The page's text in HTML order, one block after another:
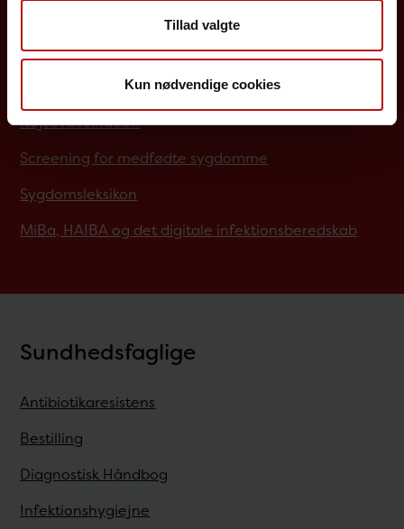
Tillad valgte
Kun nødvendige cookies
Influenzavaccination
Rejsevaccination
Screening for medfødte sygdomme
Sygdomsleksikon
MiBa, HAIBA og det digitale infektionsberedskab
Sundhedsfaglige
Antibiotikaresistens
Bestilling
Diagnostisk Håndbog
Infektionshygiejne